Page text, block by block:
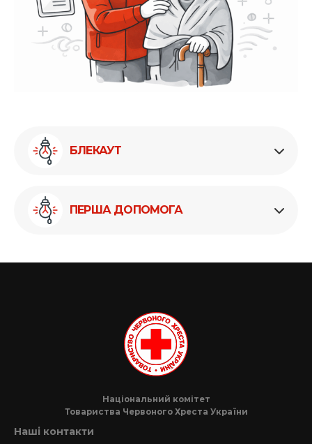
БЛЕКАУТ
ПЕРША ДОПОМОГА
Національний комітет
Товариства Червоного Хреста України
Наші контакти